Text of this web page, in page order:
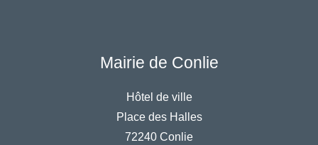
Mairie de Conlie
Hôtel de ville
Place des Halles
72240 Conlie